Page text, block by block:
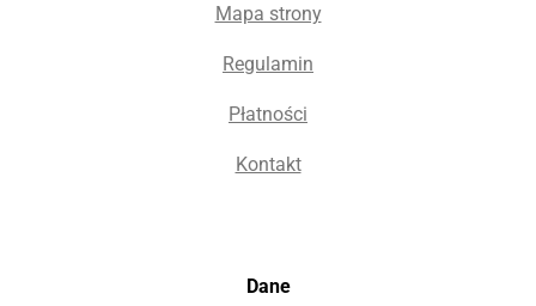
Mapa strony
Regulamin
Płatności
Kontakt
Dane